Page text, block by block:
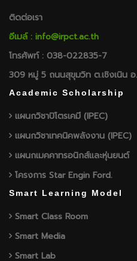
ติดต่อเรา
อีเมล์ : info@irpct.ac.th
โทรศัพท์ : 038-022835-7
309 หมู่ 5 ถนนสุขุมวิท ต.เชิงเนิน
Academic Scholarship
แผนกวิชาปิโตรเคมี (IPEC)
แผนกวิชาเทคนิคพลังงาน (IPEC)
แผนกเมคคาทรอนิกส์และหุ่นยนต์
โครงการ Star Engin Ford.
Smart Learning Model
Smart Class Room
Smart Media
Smart Lab